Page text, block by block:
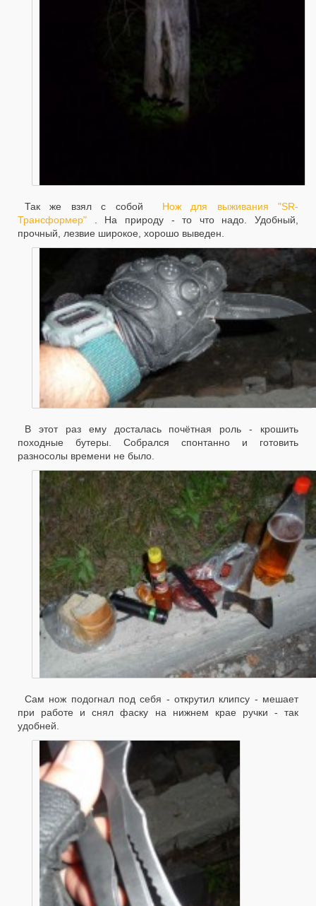
Так же взял с собой Нож для выживания "SR-
Трансформер" . На природу - то что надо. Удобный,
прочный, лезвие широкое, хорошо выведен.
В этот раз ему досталась почётная роль - крошить
походные бутеры. Собрался спонтанно и готовить
разносолы времени не было.
Сам нож подогнал под себя - открутил клипсу - мешает
при работе и снял фаску на нижнем крае ручки - так
удобней.